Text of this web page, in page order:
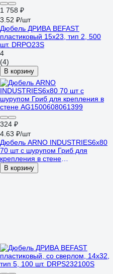
1 758 ₽
3.52 ₽/шт
Дюбель ДРИВА BEFAST
пластиковый 15x23, тип 2, 500
шт. DRPO23S
4
(4)
В корзину
324 ₽
4.63 ₽/шт
Дюбель ARNO INDUSTRIES6х80
70 шт с шурупом Гриб для
крепления в стене
AG1500608061399
В корзину